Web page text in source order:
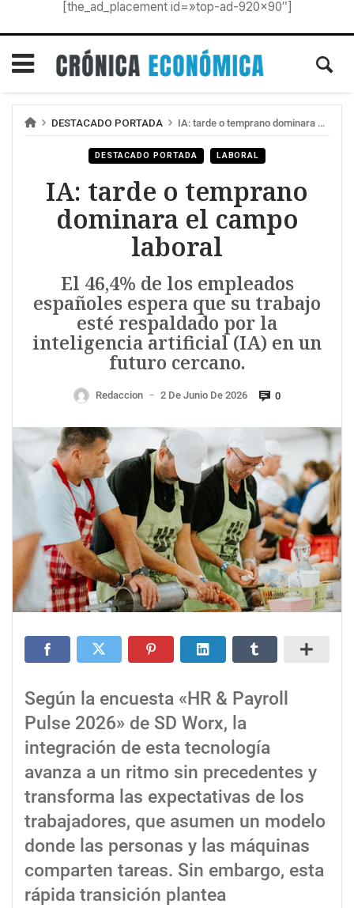
[the_ad_placement id=»top-ad-920×90″]
DESTACADO PORTADA IA: tarde o temprano dominara el campo laboral
DESTACADO PORTADA LABORAL
IA: tarde o temprano
dominara el campo
laboral
El 46,4% de los empleados
españoles espera que su trabajo
esté respaldado por la
inteligencia artificial (IA) en un
futuro cercano.
Redaccion — 2 De Junio De 2026 0
Según la encuesta «HR & Payroll
Pulse 2026» de SD Worx, la
integración de esta tecnología
avanza a un ritmo sin precedentes y
transforma las expectativas de los
trabajadores, que asumen un modelo
donde las personas y las máquinas
comparten tareas. Sin embargo, esta
rápida transición plantea